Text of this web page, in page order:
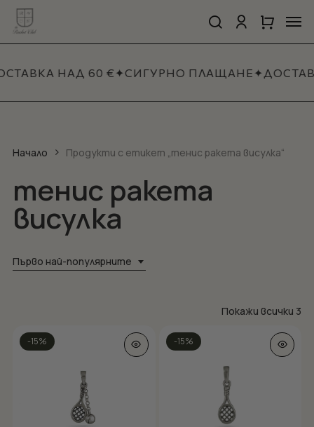
Skip
main
search account
Количка
Cart
НАД 60 €✦СИГУРНО ПЛАЩАНЕ✦
Начало Продукти с етикет „тенис ракета висулка“
тенис ракета
висулка
Първо най-популярните
Покажи всички 3
-15% -15%